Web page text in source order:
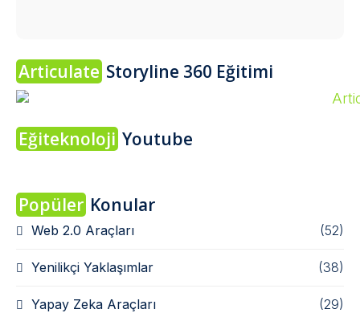
Articulate Storyline 360 Eğitimi
Eğiteknoloji Youtube
Popüler Konular
Web 2.0 Araçları (52)
Yenilikçi Yaklaşımlar (38)
Yapay Zeka Araçları (29)